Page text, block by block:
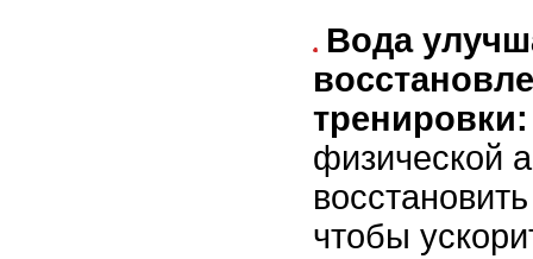
Вода
тренировки:
физической
чтобы